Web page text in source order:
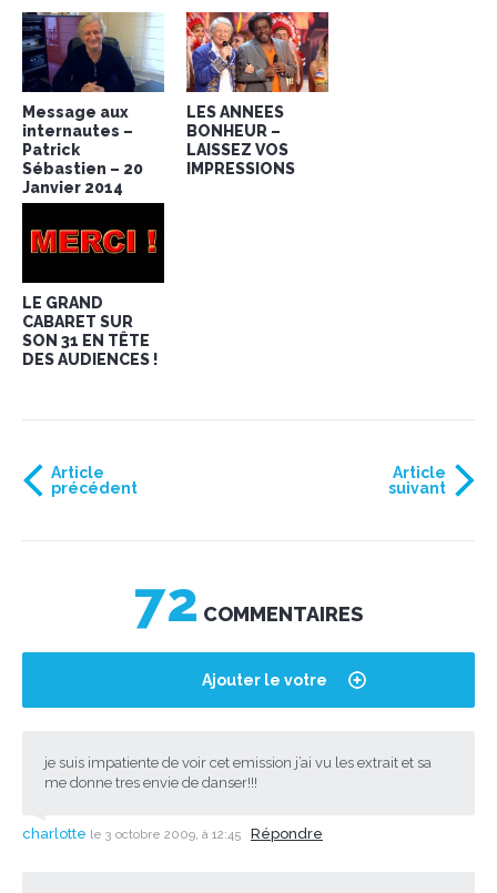
Message aux
internautes –
Patrick
Sébastien – 20
Janvier 2014
LES ANNEES
BONHEUR –
LAISSEZ VOS
IMPRESSIONS
LE GRAND
CABARET SUR
SON 31 EN TÊTE
DES AUDIENCES !
Article
précédent
Article
suivant
Ajouter le votre
72 COMMENTAIRES
je suis impatiente de voir cet emission j’ai vu les extrait et sa
me donne tres envie de danser!!!
charlotte le 3 octobre 2009, à 12:45 Répondre